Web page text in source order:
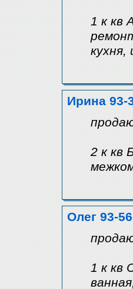
1 к кв
Ирина 93-
2 к кв
Олег 93-
1 к кв